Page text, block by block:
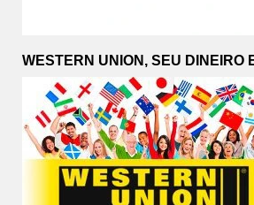
WESTERN UNION, SEU DINEIRO